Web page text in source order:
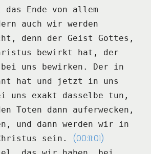
Ende von allem
auch wir werden
denn der Geist Gottes,
bewirkt hat,
der
uns bewirken.
Der in
hat und jetzt in uns
uns exakt dasselbe tun,
Toten dann auferwecken,
und dann werden wir in
sein.
(00:11:01)